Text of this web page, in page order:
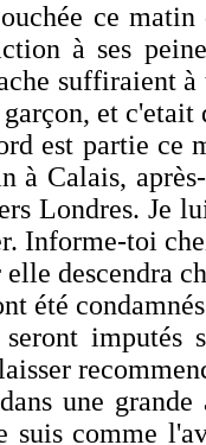
ce
à ses
suffiraient
et
est partie ce
à Calais,
Londres. Je
Informe-toi
descendra
été
une
suis comme